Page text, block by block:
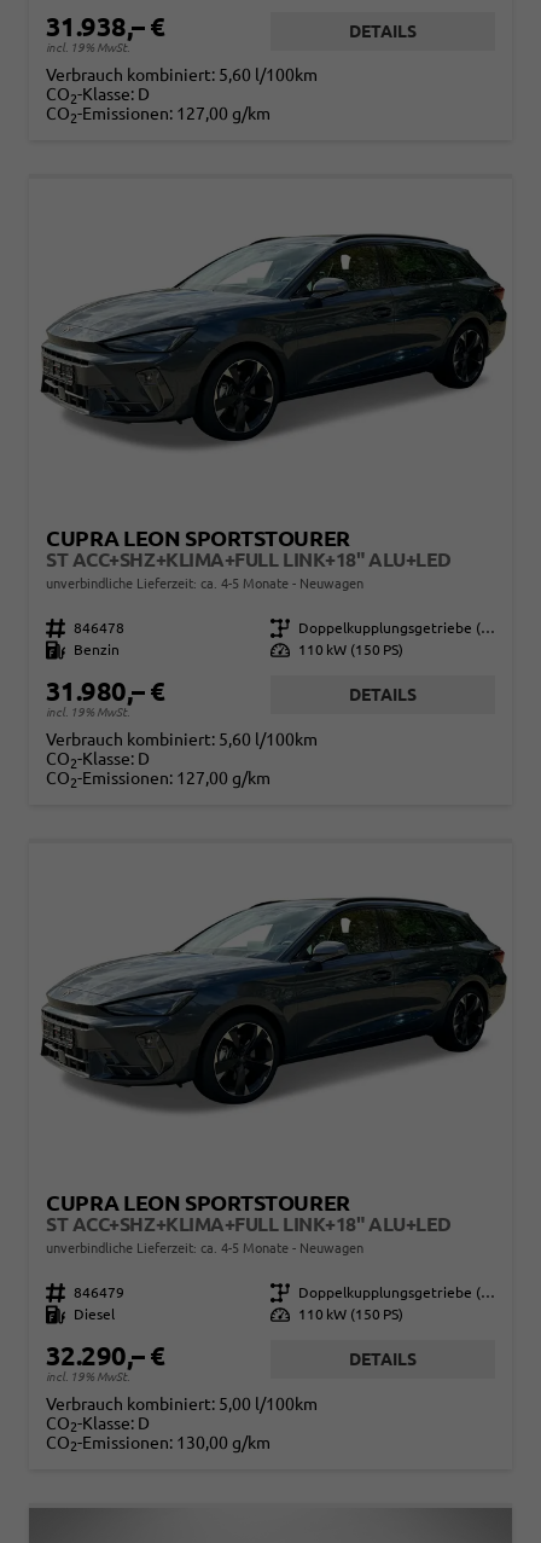
31.938,– €
incl. 19% MwSt.
DETAILS
Verbrauch kombiniert: 5,60 l/100km
CO2-Klasse: D
CO2-Emissionen: 127,00 g/km
CUPRA LEON SPORTSTOURER
ST ACC+SHZ+KLIMA+FULL LINK+18" ALU+LED
unverbindliche Lieferzeit: ca. 4-5 Monate Neuwagen
Fahrzeugnr. 846478 Getriebe
Doppelkupplungsgetriebe (DSG)
Kraftstoff
Benzin Leistung 110 kW (150 PS)
31.980,– €
incl. 19% MwSt.
DETAILS
Verbrauch kombiniert: 5,60 l/100km
CO2-Klasse: D
CO2-Emissionen: 127,00 g/km
CUPRA LEON SPORTSTOURER
ST ACC+SHZ+KLIMA+FULL LINK+18" ALU+LED
unverbindliche Lieferzeit: ca. 4-5 Monate Neuwagen
Fahrzeugnr. 846479 Getriebe
Doppelkupplungsgetriebe (DSG)
Kraftstoff
Diesel Leistung 110 kW (150 PS)
32.290,– €
incl. 19% MwSt.
DETAILS
Verbrauch kombiniert: 5,00 l/100km
CO2-Klasse: D
CO2-Emissionen: 130,00 g/km